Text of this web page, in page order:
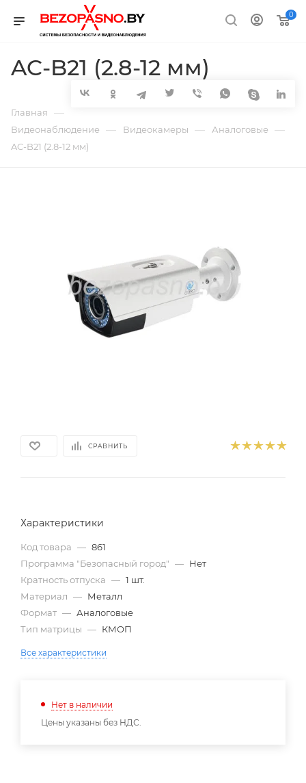
0
AC-B21 (2.8-12 мм)
Главная —
Видеонаблюдение — Видеокамеры — Аналоговые —
AC-B21 (2.8-12 мм)
СРАВНИТЬ
Характеристики
Код товара — 861
Программа "Безопасный город" — Нет
Кратность отпуска — 1 шт.
Материал — Металл
Формат — Аналоговые
Тип матрицы — КМОП
Все характеристики
Нет в наличии
Цены указаны без НДС.